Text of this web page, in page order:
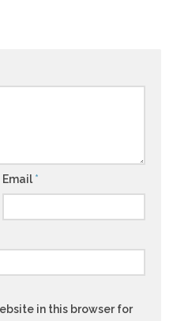
Email *
in this browser for